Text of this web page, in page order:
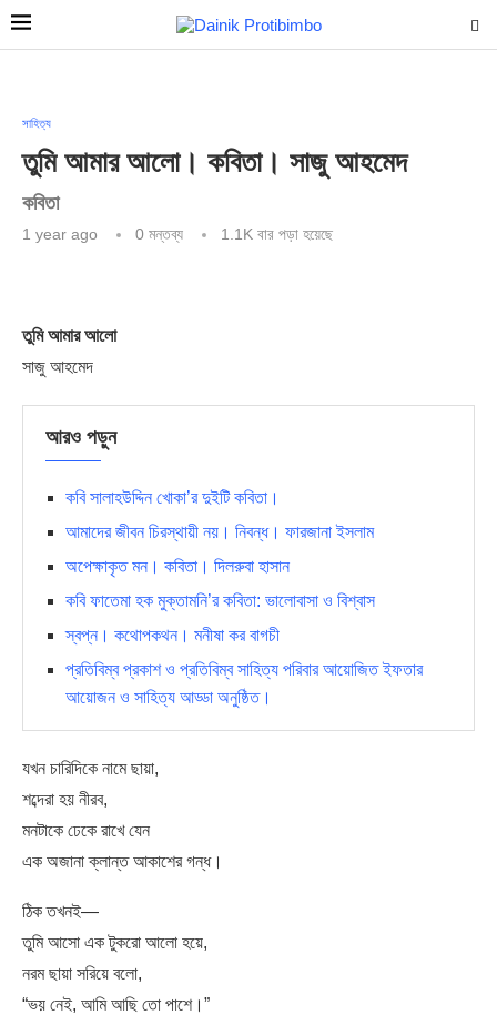
সাহিত্য
তুমি আমার আলো। কবিতা। সাজু আহমেদ
কবিতা
1 year ago 0 মন্তব্য 1.1K বার পড়া হয়েছে
তুমি আমার আলো
সাজু আহমেদ
আরও পড়ুন
কবি সালাহউদ্দিন খোকা’র দুইটি কবিতা।
আমাদের জীবন চিরস্থায়ী নয়। নিবন্ধ। ফারজানা ইসলাম
অপেক্ষাকৃত মন। কবিতা। দিলরুবা হাসান
কবি ফাতেমা হক মুক্তামনি’র কবিতা: ভালোবাসা ও বিশ্বাস
স্বপ্ন। কথোপকথন। মনীষা কর বাগচী
প্রতিবিম্ব প্রকাশ ও প্রতিবিম্ব সাহিত্য পরিবার আয়োজিত ইফতার
আয়োজন ও সাহিত্য আড্ডা অনুষ্ঠিত।
যখন চারিদিকে নামে ছায়া,
শব্দেরা হয় নীরব,
মনটাকে ঢেকে রাখে যেন
এক অজানা ক্লান্ত আকাশের গন্ধ।
ঠিক তখনই—
তুমি আসো এক টুকরো আলো হয়ে,
নরম ছায়া সরিয়ে বলো,
“ভয় নেই, আমি আছি তো পাশে।”